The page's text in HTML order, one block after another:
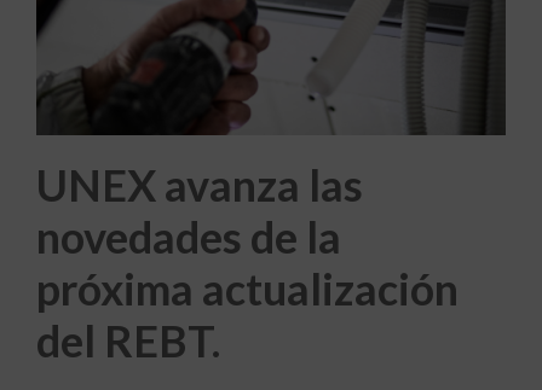
UNEX avanza las
novedades de la
próxima actualización
del REBT.